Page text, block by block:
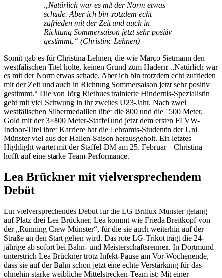
„Natürlich war es mit der Norm etwas
schade. Aber ich bin trotzdem echt
zufrieden mit der Zeit und auch in
Richtung Sommersaison jetzt sehr positiv
gestimmt.“ (Christina Lehnen)
Somit gab es für Christina Lehnen, die wie Marco Sietmann den
westfälischen Titel holte, keinen Grund zum Hadern: „Natürlich war
es mit der Norm etwas schade. Aber ich bin trotzdem echt zufrieden
mit der Zeit und auch in Richtung Sommersaison jetzt sehr positiv
gestimmt.“ Die von Jörg Riethues trainierte Hindernis-Spezialistin
geht mit viel Schwung in ihr zweites U23-Jahr. Nach zwei
westfälischen Silbermedaillen über die 800 und die 1500 Meter,
Gold mit der 3×800 Meter-Staffel und jetzt dem ersten FLVW-
Indoor-Titel ihrer Karriere hat die Lehramts-Studentin der Uni
Münster viel aus der Hallen-Saison herausgeholt. Ein letztes
Highlight wartet mit der Staffel-DM am 25. Februar – Christina
hofft auf eine starke Team-Performance.
Lea Brückner mit vielversprechendem
Debüt
Ein vielversprechendes Debüt für die LG Brillux Münster gelang
auf Platz drei Lea Brückner. Lea kommt wie Frieda Breitkopf von
der „Running Crew Münster“, für die sie auch weiterhin auf der
Straße an den Start gehen wird. Das rote LG-Trikot trägt die 24-
jährige ab sofort bei Bahn- und Meisterschaftsrennen. In Dortmund
unterstrich Lea Brückner trotz Infekt-Pause am Vor-Wochenende,
dass sie auf der Bahn schon jetzt eine echte Verstärkung für das
ohnehin starke weibliche Mittelstrecken-Team ist: Mit einer